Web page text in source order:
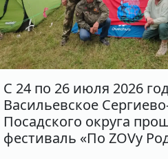
С 24 по 26 июля 2026
Васильевское
Посадского округа
фестиваль «По ZOVу